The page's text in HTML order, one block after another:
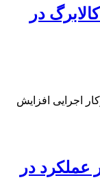
در
اجرایی افزایش
عملکرد در